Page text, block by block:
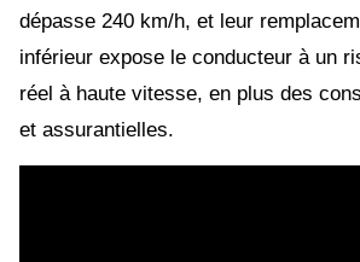
dépasse 240 km/h, et leur
inférieur expose le conducteur à un
réel à haute vitesse, en plus des
et assurantielles.